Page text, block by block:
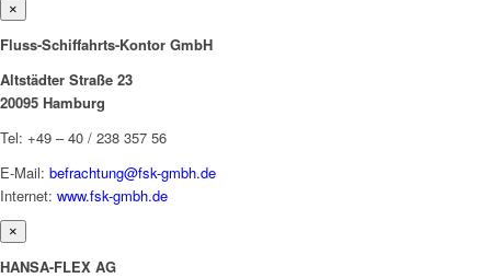
×
Fluss-Schiffahrts-Kontor GmbH
Altstädter Straße 23
20095 Hamburg
Tel: +49 – 40 / 238 357 56
E-Mail: befrachtung@fsk-gmbh.de
Internet: www.fsk-gmbh.de
×
HANSA-FLEX AG